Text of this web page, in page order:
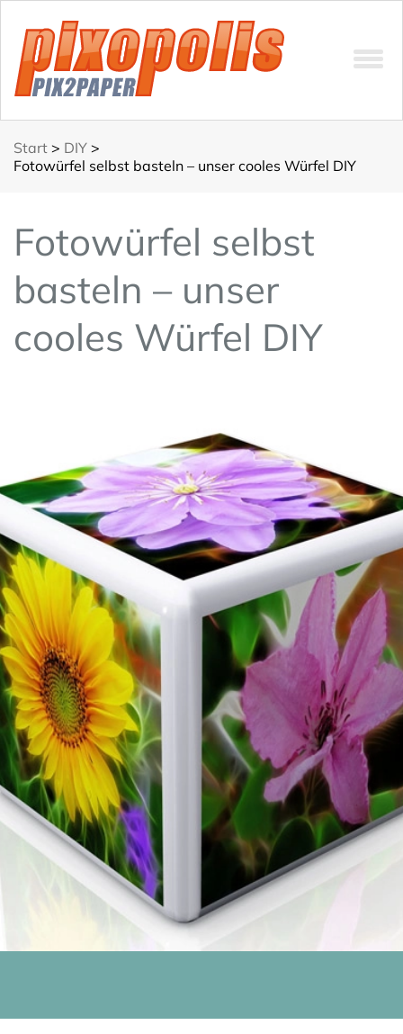
Start > DIY >
Fotowürfel selbst basteln – unser cooles Würfel DIY
Fotowürfel selbst
basteln – unser
cooles Würfel DIY